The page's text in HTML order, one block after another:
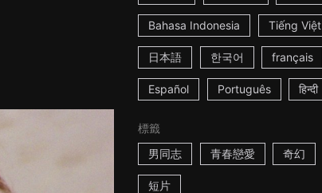
Bahasa Indonesia Tiếng Việt
日本語 한국어 français
Español Português हिन्दी
標籤
男同志
青春戀愛 奇幻
短片